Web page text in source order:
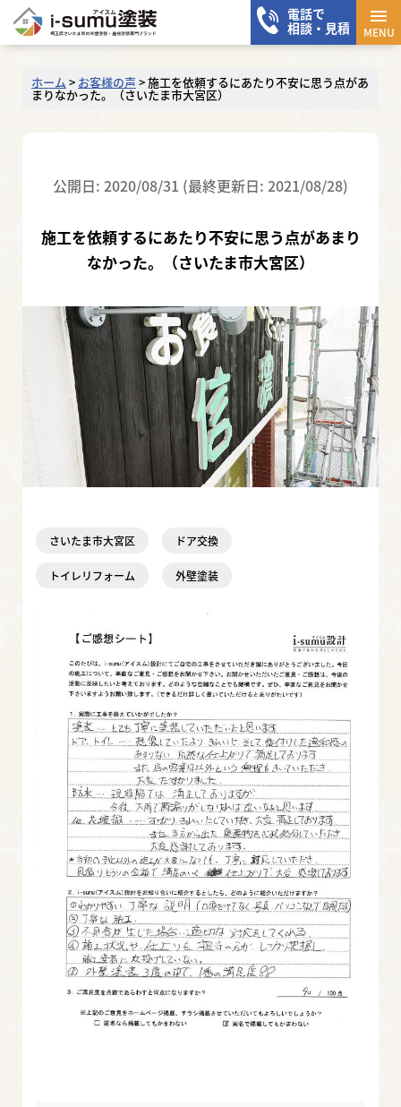
電話で
相談・見積
メ
MENU
ホーム > お客様の声 >施工を依頼するにあたり不安に思う点があ
まりなかった。（さいたま市大宮区）
公開日: 2020/08/31 (最終更新日: 2021/08/28)
施工を依頼するにあたり不安に思う点があまり
なかった。（さいたま市大宮区）
さいたま市大宮区 ドア交換
トイレリフォーム 外壁塗装